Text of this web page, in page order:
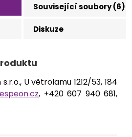
Související soubory (6)
Diskuze
U větrolamu 1212/53, 184
, +420 607 940 681,